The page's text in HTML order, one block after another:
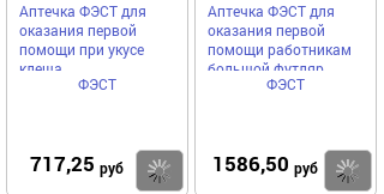
Аптечка ФЭСТ для
оказания первой
помощи при укусе
клеща
ФЭСТ
717,25 руб Купить
Аптечка ФЭСТ для
оказания первой
помощи работникам
большой футляр
ФЭСТ
1586,50 руб